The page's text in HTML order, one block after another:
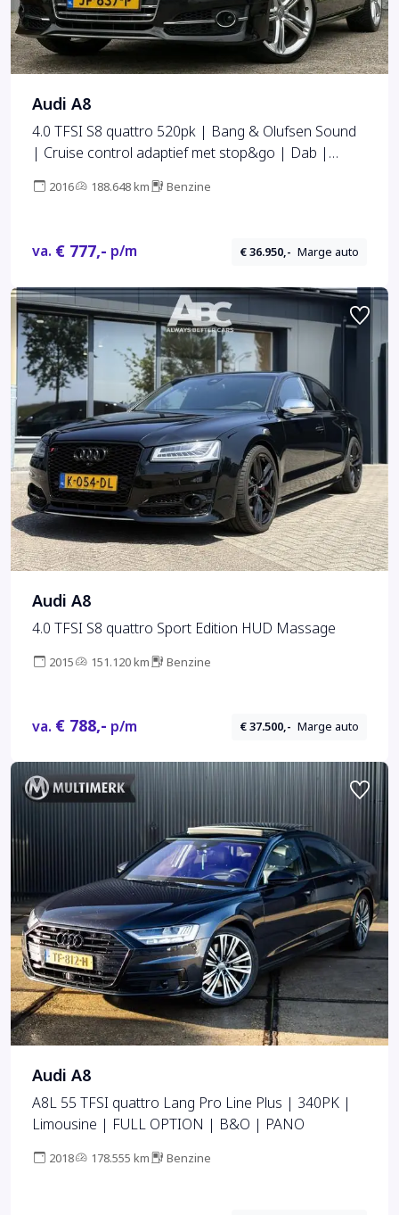
Audi A8
4.0 TFSI S8 quattro 520pk | Bang & Olufsen Sound
| Cruise control adaptief met stop&go | Dab |
koplampen | Rondomzicht camera | Voorstoelen
2016 188.648 km Benzine
va. € 777,- p/m € 36.950,- Marge auto
Audi A8
4.0 TFSI S8 quattro Sport Edition HUD Massage
2015 151.120 km Benzine
va. € 788,- p/m € 37.500,- Marge auto
Audi A8
A8L 55 TFSI quattro Lang Pro Line Plus | 340PK |
Limousine | FULL OPTION | B&O | PANO
2018 178.555 km Benzine